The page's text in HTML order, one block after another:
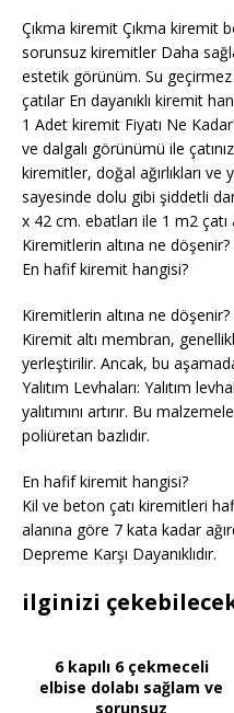
Çıkma kiremit Çıkma kiremit
sorunsuz kiremitler Daha
estetik görünüm. Su geçirmez
çatılar En dayanıklı kiremit
1 Adet kiremit Fiyatı Ne
ve dalgalı görünümü ile
kiremitler, doğal ağırlıkları
sayesinde dolu gibi şiddetli
x 42 cm. ebatları ile 1 m2 çatı
Kiremitlerin altına ne döşenir?
En hafif kiremit hangisi?
Kiremitlerin altına ne döşenir?
Kiremit altı membran,
yerleştirilir. Ancak, bu
Yalıtım Levhaları: Yalıtım
yalıtımını artırır. Bu
poliüretan bazlıdır.
En hafif kiremit hangisi?
Kil ve beton çatı kiremitleri
alanına göre 7 kata kadar
Depreme Karşı Dayanıklıdır.
ilginizi
6 kapılı 6 çekmeceli
elbise dolabı sağlam ve
sorunsuz